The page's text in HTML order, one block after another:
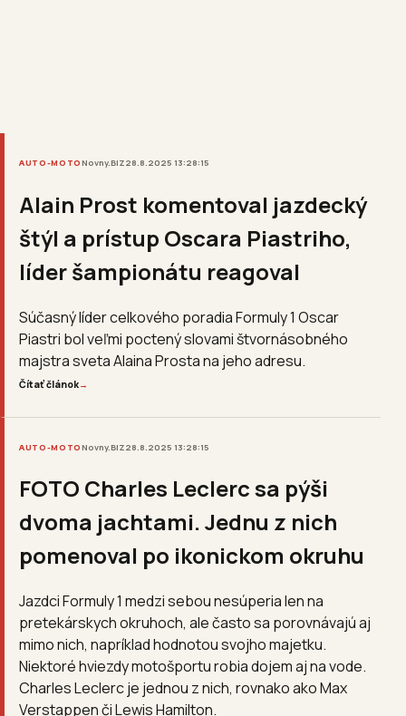
AUTO-MOTONovny.BIZ28.8.2025 13:28:15
Alain Prost komentoval jazdecký
štýl a prístup Oscara Piastriho,
líder šampionátu reagoval
Súčasný líder celkového poradia Formuly 1 Oscar
Piastri bol veľmi poctený slovami štvornásobného
majstra sveta Alaina Prosta na jeho adresu.
Čítať článok→
AUTO-MOTONovny.BIZ28.8.2025 13:28:15
FOTO Charles Leclerc sa pýši
dvoma jachtami. Jednu z nich
pomenoval po ikonickom okruhu
Jazdci Formuly 1 medzi sebou nesúperia len na
pretekárskych okruhoch, ale často sa porovnávajú aj
mimo nich, napríklad hodnotou svojho majetku.
Niektoré hviezdy motošportu robia dojem aj na vode.
Charles Leclerc je jednou z nich, rovnako ako Max
Verstappen či Lewis Hamilton.